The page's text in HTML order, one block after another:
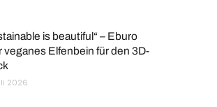
is beautiful“ – Eburo
veganes Elfenbein für den 3D-
2026